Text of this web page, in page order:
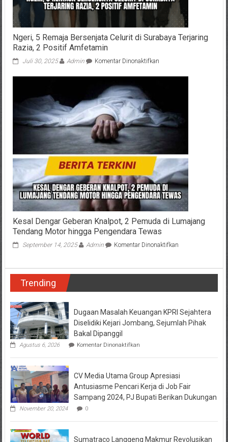
Tangan
Ngeri, 5 Remaja Bersenjata Celurit di Surabaya Terjaring
Razia, 2 Positif Amfetamin
Juli 30, 2025 Admin Komentar Dinonaktifkanpada
5
di
Surabaya
Terjaring
Razia,
Positif
Amfetamin
Kesal Dengar Geberan Knalpot, 2 Pemuda di Lumajang
Tendang Motor hingga Pengendara Tewas
September 14, 2025 Admin Komentar Dinonaktifkanpada
di
Lumajang
Tendang
Trending
Dugaan Masalah Keuangan KPRI Sejahtera
Diselidiki Kejari Jombang, Sejumlah Pihak
Bakal Dipanggil
Agustus 6, 2026 Komentar Dinonaktifkanpada
Masalah
KPRI
Sejahtera
Diselidiki
Kejari
Pihak
Dipanggil
CV Media Utama Group Apresiasi
Antusiasme Pencari Kerja di Job Fair
Sampang 2024, PJ Bupati Berikan Dukungan
November 20, 2024 0
Sumatraco Langgeng Makmur Revolusikan